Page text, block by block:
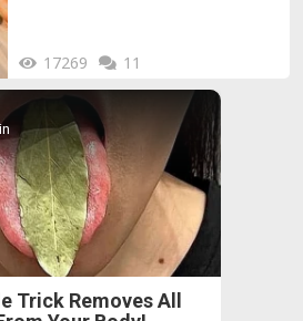
17269 11
Trick Removes All